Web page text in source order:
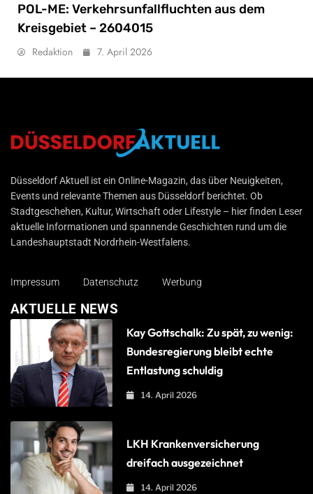
POL-ME: Verkehrsunfallfluchten aus dem
Kreisgebiet – 2604015
Redaktion 7. April 2026
Düsseldorf Aktuell
Düsseldorf Aktuell ist ein Online-Magazin, das über Neuigkeiten,
Events und relevante Themen aus Düsseldorf berichtet. Ob
Stadtgeschehen, Kultur, Wirtschaft oder Lifestyle – hier finden Leser
aktuelle Informationen und spannende Geschichten rund um die
Landeshauptstadt Nordrhein-Westfalens.
Impressum Datenschutz Werbung
AKTUELLE NEWS
Kay Gottschalk: Zu spät, zu wenig:
Bundesregierung bleibt echte
Entlastung schuldig
14. April 2026
LKH Krankenversicherung
dreifach ausgezeichnet
14. April 2026